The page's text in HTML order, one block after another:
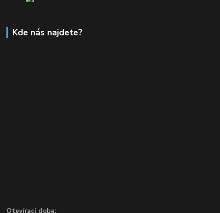
Kde nás najdete?
Otevírací doba: